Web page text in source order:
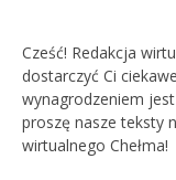
Cześć! Redakcja
dostarczyć Ci
wynagrodzeniem
proszę nasze teksty
wirtualnego Chełma!